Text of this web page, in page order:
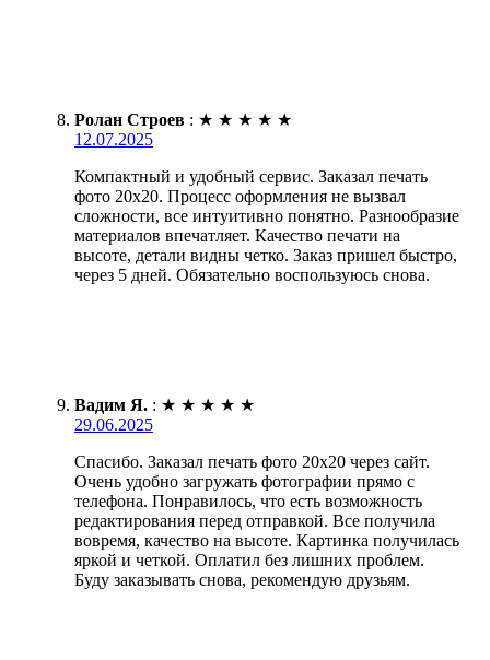
Ролан Строев : ★ ★ ★ ★ ★
12.07.2025
Компактный и удобный сервис. Заказал печать
фото 20х20. Процесс оформления не вызвал
сложности, все интуитивно понятно. Разнообразие
материалов впечатляет. Качество печати на
высоте, детали видны четко. Заказ пришел быстро,
через 5 дней. Обязательно воспользуюсь снова.
Вадим Я. : ★ ★ ★ ★ ★
29.06.2025
Спасибо. Заказал печать фото 20х20 через сайт.
Очень удобно загружать фотографии прямо с
телефона. Понравилось, что есть возможность
редактирования перед отправкой. Все получила
вовремя, качество на высоте. Картинка получилась
яркой и четкой. Оплатил без лишних проблем.
Буду заказывать снова, рекомендую друзьям.